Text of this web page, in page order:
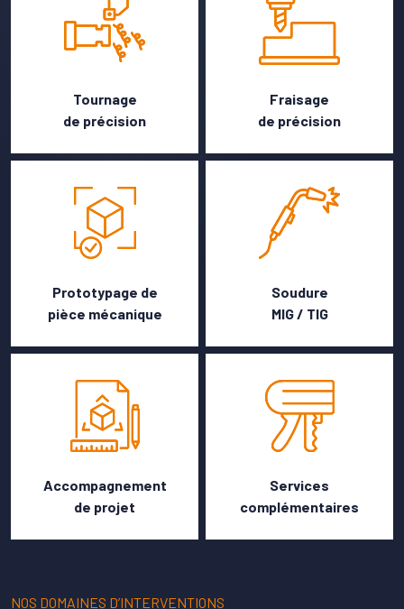
Tournage
de précision
Fraisage
de précision
Prototypage de
pièce mécanique
Soudure
MIG / TIG
Accompagnement
de projet
Services
complémentaires
NOS DOMAINES D’INTERVENTIONS